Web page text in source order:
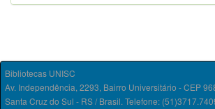
Bibliotecas UNISC
Av. Independência, 2293, Bairro Universitário - CEP
Santa Cruz do Sul - RS / Brasil. Telefone: